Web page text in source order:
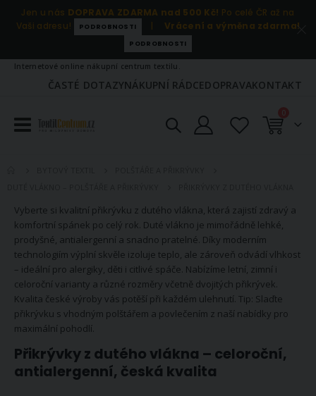
Jen u nás DOPRAVA ZDARMA nad 500 Kč! Po celé ČR až na
Vaši adresu!
PODROBNOSTI | Vrácení a výměna zdarma!
PODROBNOSTI
Internetové online nákupní centrum textilu.
ČASTÉ DOTAZYNÁKUPNÍ RÁDCEDOPRAVAKONTAKT
Košík
0položky
Vyberte si kvalitní přikrývku z dutého vlákna, která zajistí zdravý a
komfortní spánek po celý rok. Duté vlákno je mimořádně lehké,
prodyšné, antialergenní a snadno pratelné. Díky moderním
technologiím výplní skvěle izoluje teplo, ale zároveň odvádí vlhkost
– ideální pro alergiky, děti i citlivé spáče. Nabízíme letní, zimní i
celoroční varianty a různé rozměry včetně dvojitých přikrývek.
Kvalita české výroby vás potěší při každém ulehnutí. Tip: Slaďte
přikrývku s vhodným polštářem a povlečením z naší nabídky pro
maximální pohodlí.
Přikrývky z dutého vlákna – celoroční,
antialergenní, česká kvalita